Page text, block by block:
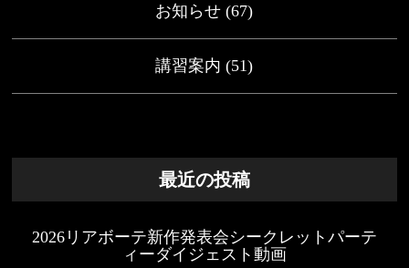
お知らせ (67)
講習案内 (51)
最近の投稿
2026リアボーテ新作発表会シークレットパーテ
ィーダイジェスト動画